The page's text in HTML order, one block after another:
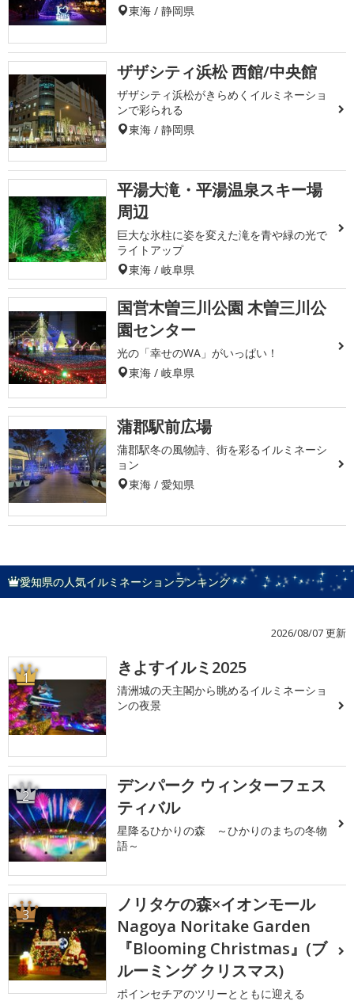
東海 / 静岡県
ザザシティ浜松 西館/中央館
ザザシティ浜松がきらめくイルミネーショ
ンで彩られる
東海 / 静岡県
平湯大滝・平湯温泉スキー場
周辺
巨大な氷柱に姿を変えた滝を青や緑の光で
ライトアップ
東海 / 岐阜県
国営木曽三川公園 木曽三川公
園センター
光の「幸せのWA」がいっぱい！
東海 / 岐阜県
蒲郡駅前広場
蒲郡駅冬の風物詩、街を彩るイルミネーシ
ョン
東海 / 愛知県
愛知県の人気イルミネーションランキング
2026/08/07 更新
1 きよすイルミ2025
清洲城の天主閣から眺めるイルミネーショ
ンの夜景
2
デンパーク ウィンターフェス
ティバル
星降るひかりの森 ～ひかりのまちの冬物
語～
3
ノリタケの森×イオンモール
Nagoya Noritake Garden
『Blooming Christmas』(ブ
ルーミング クリスマス)
ポインセチアのツリーとともに迎える